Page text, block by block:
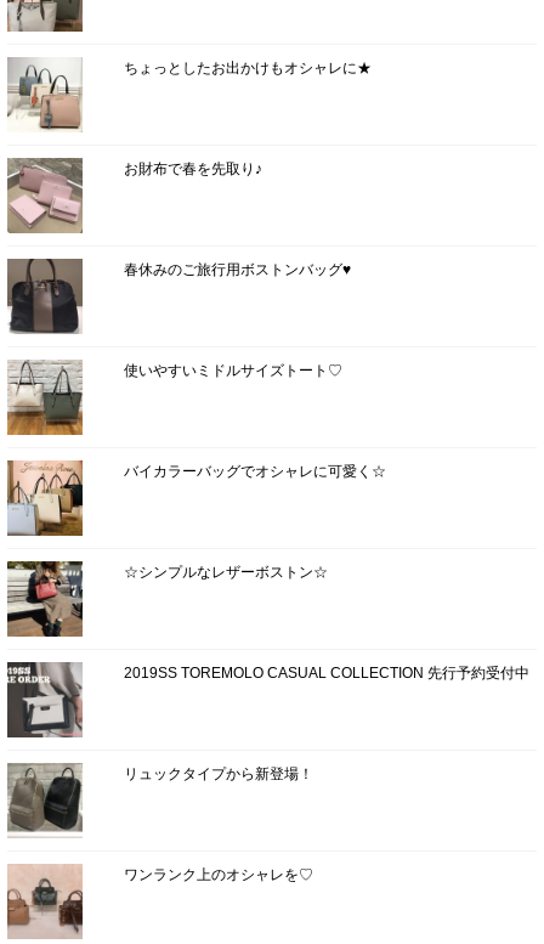
ちょっとしたお出かけもオシャレに★
お財布で春を先取り♪
春休みのご旅行用ボストンバッグ♥
使いやすいミドルサイズトート♡
バイカラーバッグでオシャレに可愛く☆
☆シンプルなレザーボストン☆
2019SS TOREMOLO CASUAL COLLECTION 先行予約受付中
リュックタイプから新登場！
ワンランク上のオシャレを♡